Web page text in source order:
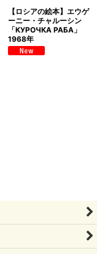
【ロシアの絵本】エウゲ
ーニー・チャルーシン
「КУРОЧКА РАБА」
1968年